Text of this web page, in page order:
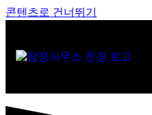
콘텐츠로 건너뛰기